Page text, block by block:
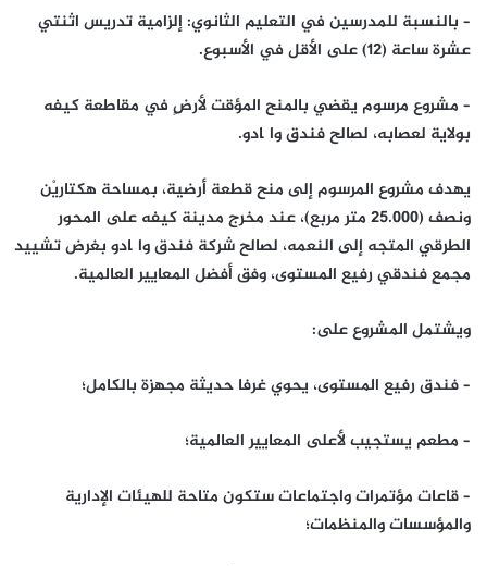
– بالنسبة للمدرسين في التعليم الثانوي: إلزامية تدريس اثنتي
عشرة ساعة (12) على الأقل في الأسبوع.
– مشروع مرسوم يقضي بالمنح المؤقت لأرضٍ في مقاطعة كيفه
بولاية لعصابه، لصالح فندق واگادو.
يهدف مشروع المرسوم إلى منح قطعة أرضية، بمساحة هكتاريْن
ونصف (25.000 متر مربع)، عند مخرج مدينة كيفه على المحور
الطرقي المتجه إلى النعمه، لصالح شركة فندق واگادو بغرض تشييد
مجمعٍ فندقي رفيع المستوى، وفق أفضل المعايير العالمية.
ويشتمل المشروع على:
– فندق رفيع المستوى، يحوي غرفا حديثة مجهزة بالكامل؛
– مطعم يستجيب لأعلى المعايير العالمية؛
– قاعات مؤتمرات واجتماعات ستكون متاحة للهيئات الإدارية
والمؤسسات والمنظمات؛